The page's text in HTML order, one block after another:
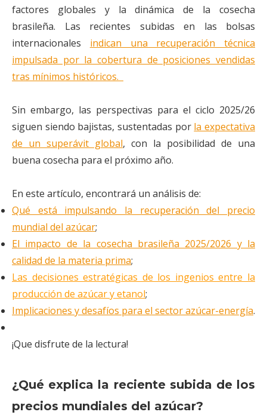
factores globales y la dinámica de la cosecha
brasileña. Las recientes subidas en las bolsas
internacionales indican una recuperación técnica
impulsada por la cobertura de posiciones vendidas
tras mínimos históricos.
Sin embargo, las perspectivas para el ciclo 2025/26
siguen siendo bajistas, sustentadas por la expectativa
de un superávit global, con la posibilidad de una
buena cosecha para el próximo año.
En este artículo, encontrará un análisis de:
Qué está impulsando la recuperación del precio
mundial del azúcar;
El impacto de la cosecha brasileña 2025/2026 y la
calidad de la materia prima;
Las decisiones estratégicas de los ingenios entre la
producción de azúcar y etanol;
Implicaciones y desafíos para el sector azúcar-energía.
¡Que disfrute de la lectura!
¿Qué explica la reciente subida de los
precios mundiales del azúcar?